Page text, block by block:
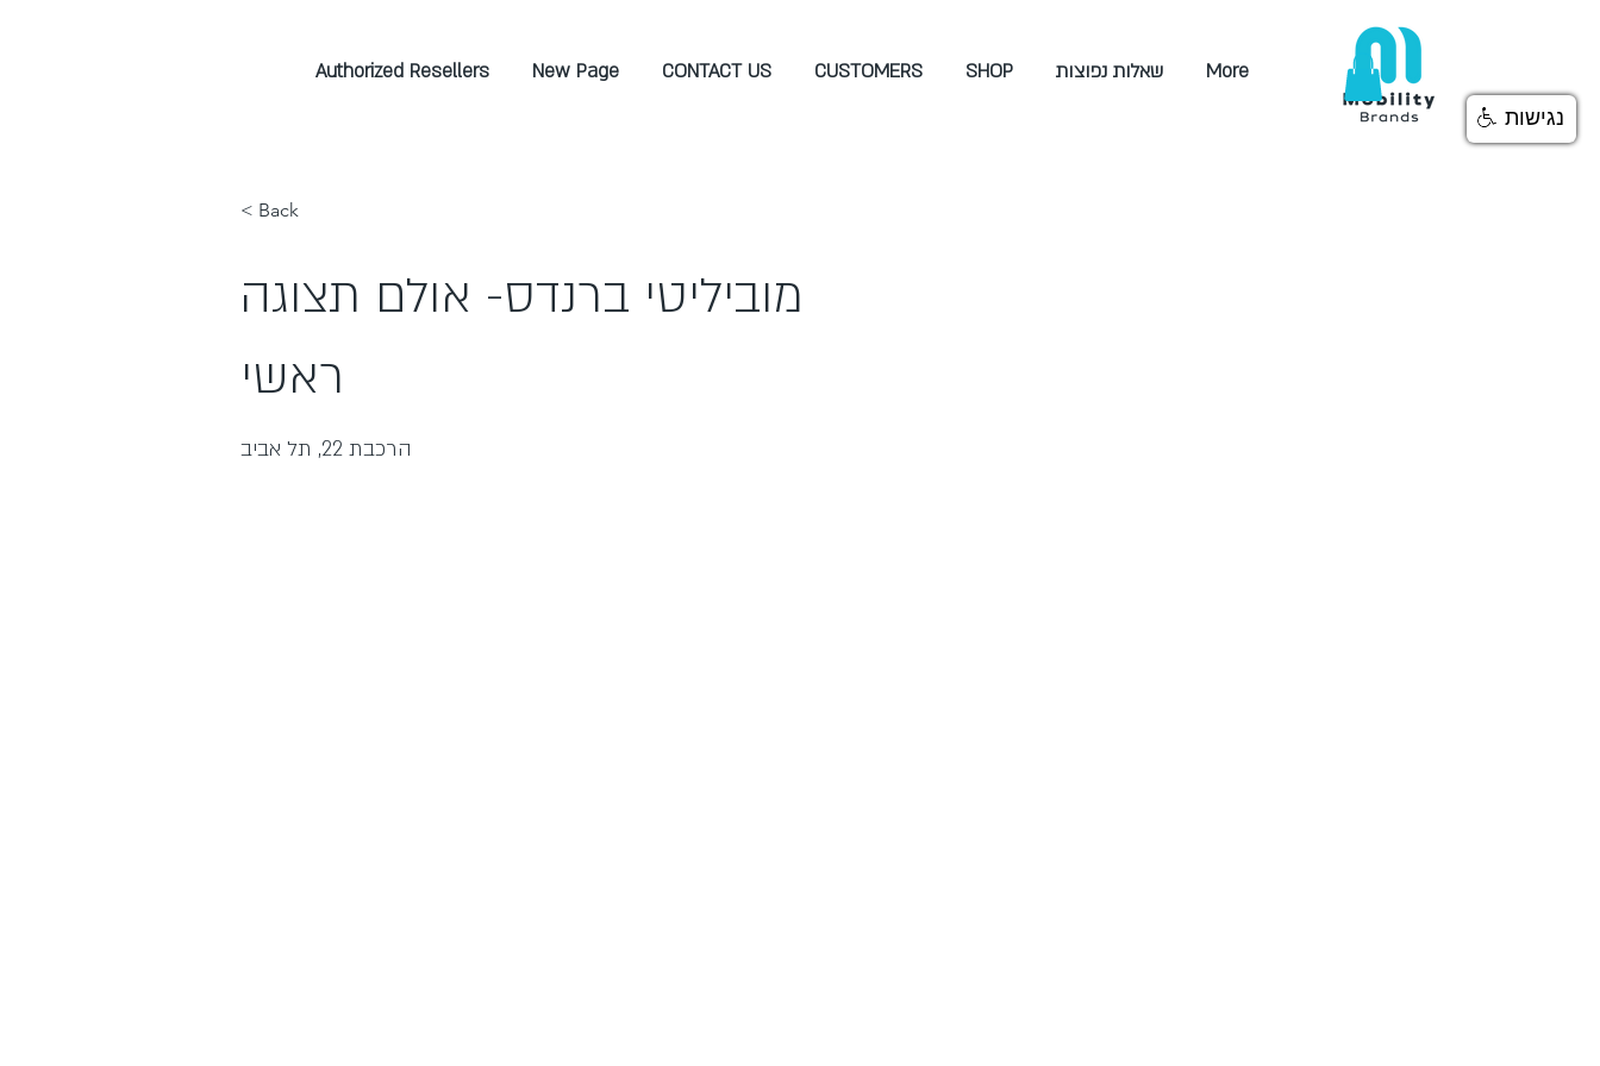
Authorized Resellers New Page CONTACT US CUSTOMERS SHOP שאלות נפוצות More
< Back
מוביליטי ברנדס- אולם תצוגה
ראשי
הרכבת 22, תל אביב
נגישות